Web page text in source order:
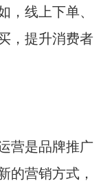
线上下单、
，提升消费者
营是品牌推广
的营销方式，